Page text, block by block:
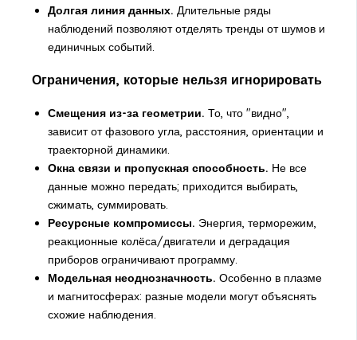
Долгая линия данных. Длительные ряды
наблюдений позволяют отделять тренды от шумов и
единичных событий.
Ограничения, которые нельзя игнорировать
Смещения из-за геометрии. То, что "видно",
зависит от фазового угла, расстояния, ориентации и
траекторной динамики.
Окна связи и пропускная способность. Не все
данные можно передать; приходится выбирать,
сжимать, суммировать.
Ресурсные компромиссы. Энергия, терморежим,
реакционные колёса/двигатели и деградация
приборов ограничивают программу.
Модельная неоднозначность. Особенно в плазме
и магнитосферах: разные модели могут объяснять
схожие наблюдения.